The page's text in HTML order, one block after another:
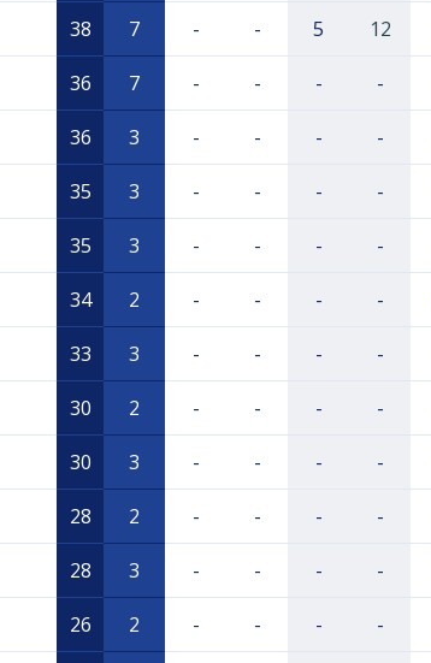
38 7 - - 5 12
36 7 - - - -
36 3 - - - -
35 3 - - - -
35 3 - - - -
34 2 - - - -
33 3 - - - -
30 2 - - - -
30 3 - - - -
28 2 - - - -
28 3 - - - -
26 2 - - - -